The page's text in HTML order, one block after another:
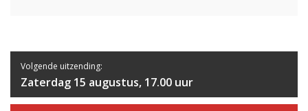
Volgende uitzending:
Zaterdag 15 augustus, 17.00 uur